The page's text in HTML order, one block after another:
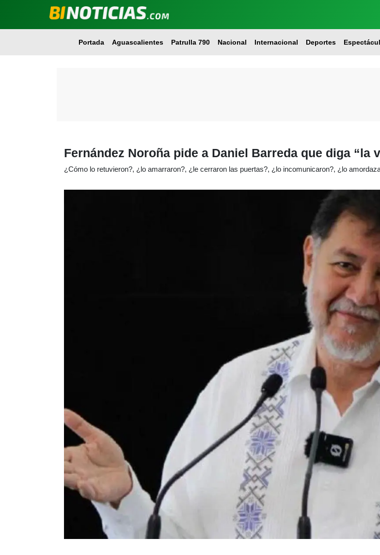
Portada Aguascalientes Patrulla 790 Nacional Internacional Deportes
Fernández Noroña pide a Daniel Barreda que diga “la
¿Cómo lo retuvieron?, ¿lo amarraron?, ¿le cerraron las puertas?, ¿lo incomunicaron?, ¿lo